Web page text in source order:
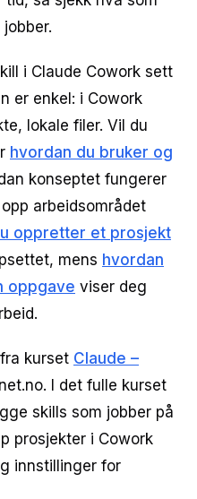
i Claude Cowork sett
er enkel: i Cowork
lokale filer. Vil du
hvordan du bruker og
konseptet fungerer
arbeidsområdet
oppretter et prosjekt
mens hvordan
oppgave viser deg
kurset Claude –
I det fulle kurset
skills som jobber på
prosjekter i Cowork
innstillinger for